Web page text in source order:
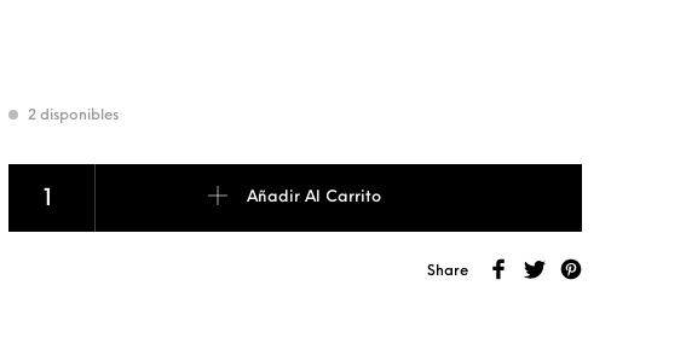
2 disponibles
Añadir Al Carrito
Share